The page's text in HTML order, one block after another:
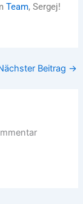
Team, Sergej!
Beitrag →